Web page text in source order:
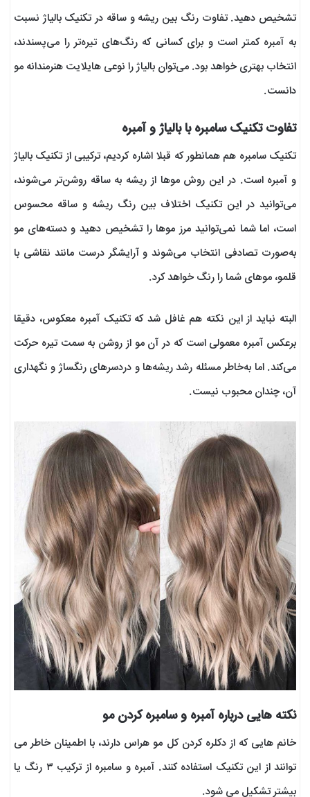
تشخیص دهید. تفاوت رنگ بین ریشه و ساقه در تکنیک بالیاژ نسبت
به آمبره کمتر است و برای کسانی که رنگ‌های تیره‌تر را می‌پسندند،
انتخاب بهتری خواهد بود. می‌توان بالیاژ را نوعی هایلایت هنرمندانه مو
دانست.
تفاوت تکنیک سامبره با بالیاژ و آمبره
تکنیک سامبره هم همانطور که قبلا اشاره کردیم، ترکیبی از تکنیک بالیاژ
و آمبره است. در این روش موها از ریشه به ساقه روشن‌تر می‌شوند،
می‌توانید در این تکنیک اختلاف بین رنگ ریشه و ساقه محسوس
است، اما شما نمی‌توانید مرز موها را تشخیص دهید و دسته‌های مو
به‌صورت تصادفی انتخاب می‌شوند و آرایشگر درست مانند نقاشی با
قلمو، موهای شما را رنگ خواهد کرد.
البته نباید از این نکته هم غافل شد که تکنیک آمبره معکوس، دقیقا
برعکس آمبره معمولی است که در آن مو از روشن به سمت تیره حرکت
می‌کند. اما به‌خاطر مسئله رشد ریشه‌ها و دردسرهای رنگساژ و نگهداری
آن، چندان محبوب نیست.
نکته هایی درباره آمبره و سامبره کردن مو
خانم هایی که از دکلره کردن کل مو هراس دارند، با اطمینان خاطر می
توانند از این تکنیک استفاده کنند. آمبره و سامبره از ترکیب ۳ رنگ یا
بیشتر تشکیل می شود.